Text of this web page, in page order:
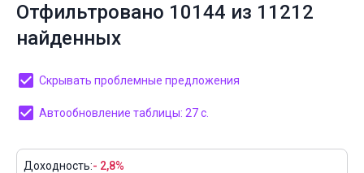
Отфильтровано 10144 из 11212
найденных
Скрывать проблемные предложения
Автообновление таблицы: 27 с.
Доходность:- 2,8%